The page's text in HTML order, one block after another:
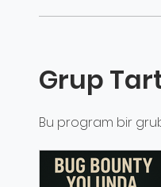
Grup
Bu program bir